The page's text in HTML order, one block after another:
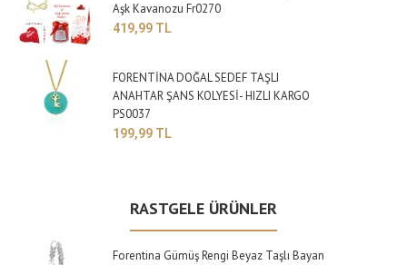
Aşk Kavanozu Fr0270
419,99 TL
FORENTİNA DOĞAL SEDEF TAŞLI
ANAHTAR ŞANS KOLYESİ- HIZLI KARGO
PS0037
199,99 TL
RASTGELE ÜRÜNLER
Forentina Gümüş Rengi Beyaz Taşlı Bayan